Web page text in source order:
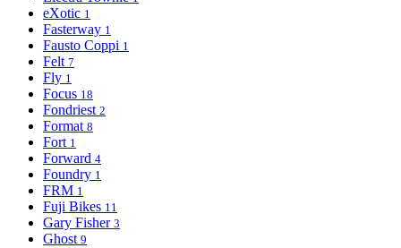
eXotic 1
Fasterway 1
Fausto Coppi 1
Felt 7
Fly 1
Focus 18
Fondriest 2
Format 8
Fort 1
Forward 4
Foundry 1
FRM 1
Fuji Bikes 11
Gary Fisher 3
Ghost 9